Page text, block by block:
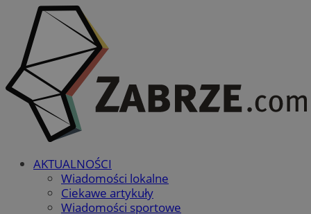
AKTUALNOŚCI
Wiadomości lokalne
Ciekawe artykuły
Wiadomości sportowe